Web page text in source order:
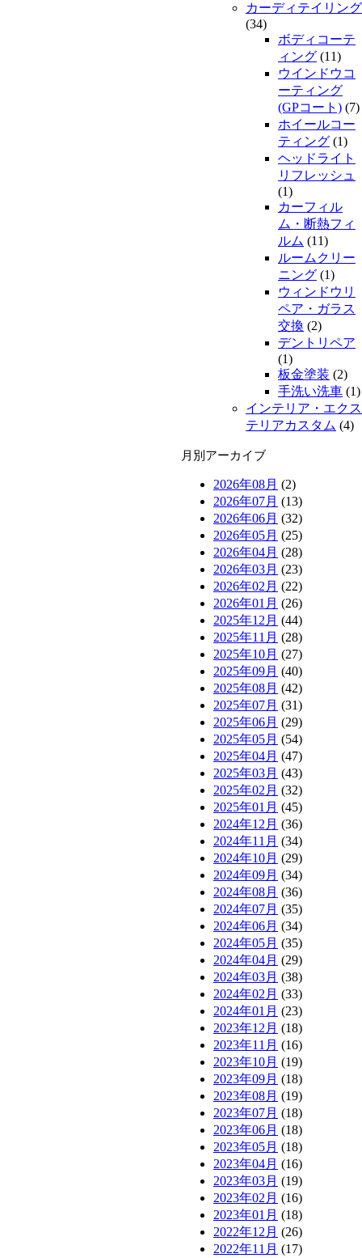
カーディテイリング
(34)
ボディコーテ
ィング (11)
ウインドウコ
ーティング
(GPコート) (7)
ホイールコー
ティング (1)
ヘッドライト
リフレッシュ
(1)
カーフィル
ム・断熱フィ
ルム (11)
ルームクリー
ニング (1)
ウィンドウリ
ペア・ガラス
交換 (2)
デントリペア
(1)
板金塗装 (2)
手洗い洗車 (1)
インテリア・エクス
テリアカスタム (4)
月別アーカイブ
2026年08月 (2)
2026年07月 (13)
2026年06月 (32)
2026年05月 (25)
2026年04月 (28)
2026年03月 (23)
2026年02月 (22)
2026年01月 (26)
2025年12月 (44)
2025年11月 (28)
2025年10月 (27)
2025年09月 (40)
2025年08月 (42)
2025年07月 (31)
2025年06月 (29)
2025年05月 (54)
2025年04月 (47)
2025年03月 (43)
2025年02月 (32)
2025年01月 (45)
2024年12月 (36)
2024年11月 (34)
2024年10月 (29)
2024年09月 (34)
2024年08月 (36)
2024年07月 (35)
2024年06月 (34)
2024年05月 (35)
2024年04月 (29)
2024年03月 (38)
2024年02月 (33)
2024年01月 (23)
2023年12月 (18)
2023年11月 (16)
2023年10月 (19)
2023年09月 (18)
2023年08月 (19)
2023年07月 (18)
2023年06月 (18)
2023年05月 (18)
2023年04月 (16)
2023年03月 (19)
2023年02月 (16)
2023年01月 (18)
2022年12月 (26)
2022年11月 (17)